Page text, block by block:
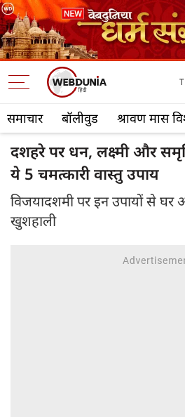
समाचार बॉलीवुड श्रावण मास
दशहरे पर धन, लक्ष्मी और
ये 5 चमत्कारी वास्तु उपाय
विजयादशमी पर इन उपायों से
खुशहाली